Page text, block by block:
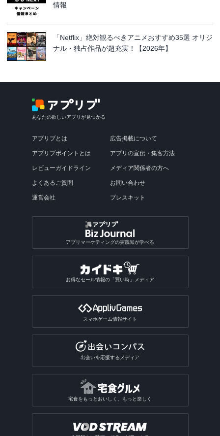
情報
「Netflix」絶対観るべきアニメおすすめ35選 オリジ
ナル・独占作品が超充実！【2026年】
あなたの欲しいアプリが見つかる
アプリブとは
アプリブポイントとは
レビューガイドライン
よくあるご質問
運営会社
広告掲載について
アプリの宣伝・集客方法
メディア関係者の方へ
お問い合わせ
プレスキット
アプリマーケティングの実践知が学べる
お得なセール情報の「買い時」メディア
スマホゲーム情報サイト
出会いを応援するメディア
宅食をもっとおいしく、もっと楽しく